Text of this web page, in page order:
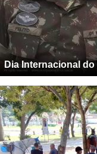
Dia Internacional do